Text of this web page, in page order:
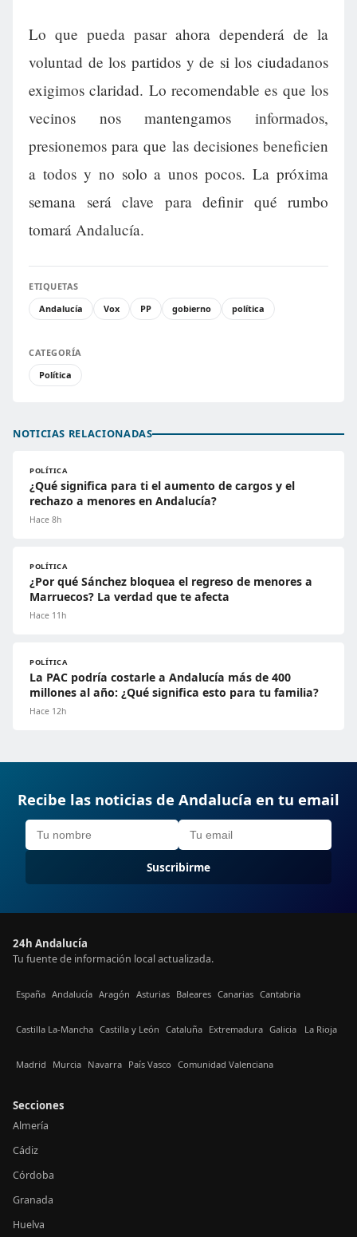
Lo que pueda pasar ahora dependerá de la
voluntad de los partidos y de si los ciudadanos
exigimos claridad. Lo recomendable es que los
vecinos nos mantengamos informados,
presionemos para que las decisiones beneficien
a todos y no solo a unos pocos. La próxima
semana será clave para definir qué rumbo
tomará Andalucía.
ETIQUETAS
Andalucía
Vox PP gobierno política
CATEGORÍA
Política
NOTICIAS RELACIONADAS
POLÍTICA
¿Qué significa para ti el aumento de cargos y el
rechazo a menores en Andalucía?
Hace 8h
POLÍTICA
¿Por qué Sánchez bloquea el regreso de menores a
Marruecos? La verdad que te afecta
Hace 11h
POLÍTICA
La PAC podría costarle a Andalucía más de 400
millones al año: ¿Qué significa esto para tu familia?
Hace 12h
Recibe las noticias de Andalucía en tu email
Suscribirme
24h Andalucía
Tu fuente de información local actualizada.
España Andalucía Aragón Asturias Baleares Canarias Cantabria
Castilla La-Mancha Castilla y León Cataluña Extremadura Galicia La Rioja
Madrid Murcia Navarra País Vasco Comunidad Valenciana
Secciones
Almería
Cádiz
Córdoba
Granada
Huelva